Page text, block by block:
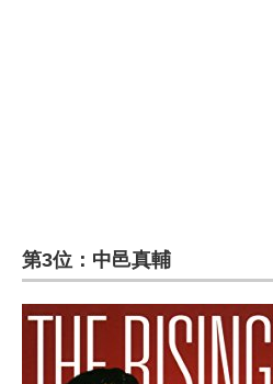
ちょっと気になるネットの話題
第3位：中邑真輔